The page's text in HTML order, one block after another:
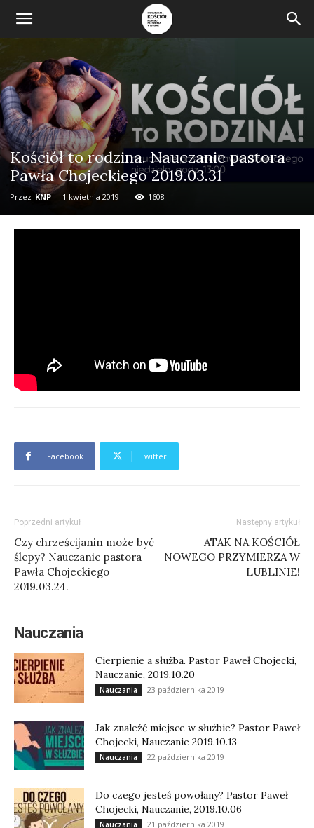
Kościół to rodzina. Nauczanie pastora
Pawła Chojeckiego 2019.03.31
Przez KNP - 1 kwietnia 2019 1608
Facebook Twitter
Poprzedni artykuł
Czy chrześcijanin może być
ślepy? Nauczanie pastora
Pawła Chojeckiego
2019.03.24.
Następny artykuł
ATAK NA KOŚCIÓŁ
NOWEGO PRZYMIERZA W
LUBLINIE!
Nauczania
Cierpienie a służba. Pastor Paweł Chojecki,
Nauczanie, 2019.10.20
Nauczania 23 października 2019
Jak znaleźć miejsce w służbie? Pastor Paweł
Chojecki, Nauczanie 2019.10.13
Nauczania 22 października 2019
Do czego jesteś powołany? Pastor Paweł
Chojecki, Nauczanie, 2019.10.06
Nauczania 21 października 2019